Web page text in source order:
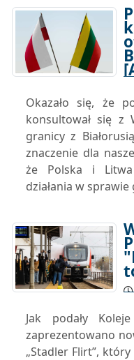
Okazało się, że
konsultował się z
granicy z
znaczenie dla
że Polska i
działania w sprawie
Jak podały
zaprezentowano
„Stadler Flirt”,